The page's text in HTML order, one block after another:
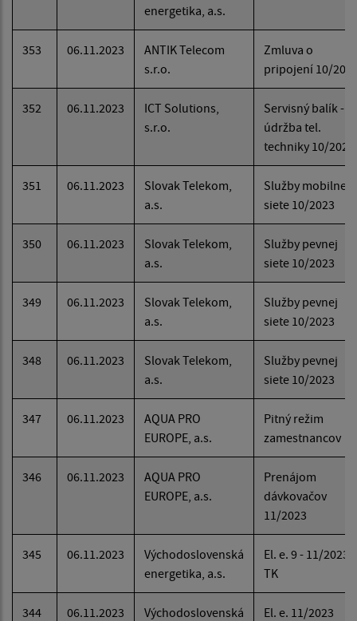
energetika, a.s.
353 06.11.2023
ANTIK Telecom
s.r.o.
Zmluva o
pripojení 10/
352 06.11.2023
ICT Solutions,
s.r.o.
Servisný balík -
údržba tel.
techniky 10/2023
351 06.11.2023
Slovak Telekom,
a.s.
Služby mobilnej
siete 10/2023
350 06.11.2023
Slovak Telekom,
a.s.
Služby pevnej
siete 10/2023
349 06.11.2023
Slovak Telekom,
a.s.
Služby pevnej
siete 10/2023
348 06.11.2023
Slovak Telekom,
a.s.
Služby pevnej
siete 10/2023
347 06.11.2023
AQUA PRO
EUROPE, a.s.
Pitný režim
zamestnancov
346 06.11.2023
AQUA PRO
EUROPE, a.s.
Prenájom
dávkovačov
11/2023
345 06.11.2023
Východoslovenská
energetika, a.s.
El. e. 9 - 11/2023
TK
344 06.11.2023
Východoslovenská
El. e. 11/2023